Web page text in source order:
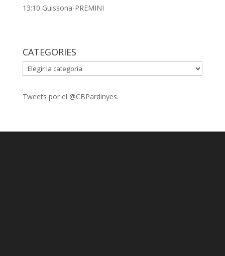
13:10 Guissona-PREMINI
CATEGORIES
CATEGORIES
Tweets por el @CBPardinyes.